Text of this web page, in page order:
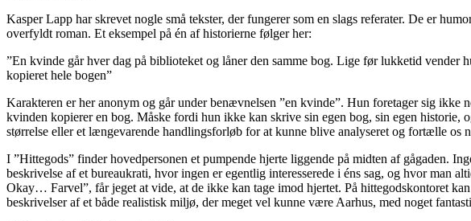
Kasper Lapp har skrevet nogle små tekster, der fungerer som en slags referater. De er
overfyldt roman. Et eksempel på én af historierne følger her:
”En kvinde går hver dag på biblioteket og låner den samme bog. Lige før lukketid vender
kopieret hele bogen”
Karakteren er her anonym og går under benævnelsen ”en kvinde”. Hun foretager sig
kvinden kopierer en bog. Måske fordi hun ikke kan skrive sin egen bog, sin egen historie,
størrelse eller et længevarende handlingsforløb for at kunne blive analyseret og fortælle os
I ”Hittegods” finder hovedpersonen et pumpende hjerte liggende på midten af gågaden.
beskrivelse af et bureaukrati, hvor ingen er egentlig interesserede i éns sag, og hvor
Okay… Farvel”, får jeget at vide, at de ikke kan tage imod hjertet. På hittegodskontoret
beskrivelser af et både realistisk miljø, der meget vel kunne være Aarhus, med noget